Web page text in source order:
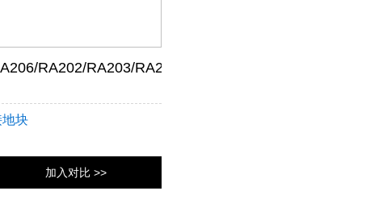
RA202/RA203/RA204/RA205/RA207
地块
加入对比 >>